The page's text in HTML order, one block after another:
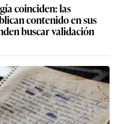
coinciden: las
contenido en sus
buscar validación